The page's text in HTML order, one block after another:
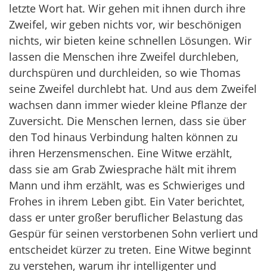
letzte Wort hat. Wir gehen mit ihnen durch ihre
Zweifel, wir geben nichts vor, wir beschönigen
nichts, wir bieten keine schnellen Lösungen. Wir
lassen die Menschen ihre Zweifel durchleben,
durchspüren und durchleiden, so wie Thomas
seine Zweifel durchlebt hat. Und aus dem Zweifel
wachsen dann immer wieder kleine Pflanze der
Zuversicht. Die Menschen lernen, dass sie über
den Tod hinaus Verbindung halten können zu
ihren Herzensmenschen. Eine Witwe erzählt,
dass sie am Grab Zwiesprache hält mit ihrem
Mann und ihm erzählt, was es Schwieriges und
Frohes in ihrem Leben gibt. Ein Vater berichtet,
dass er unter großer beruflicher Belastung das
Gespür für seinen verstorbenen Sohn verliert und
entscheidet kürzer zu treten. Eine Witwe beginnt
zu verstehen, warum ihr intelligenter und